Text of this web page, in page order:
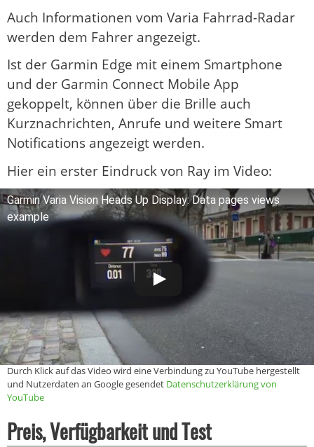
Auch Informationen vom Varia Fahrrad-Radar
werden dem Fahrer angezeigt.
Ist der Garmin Edge mit einem Smartphone
und der Garmin Connect Mobile App
gekoppelt, können über die Brille auch
Kurznachrichten, Anrufe und weitere Smart
Notifications angezeigt werden.
Hier ein erster Eindruck von Ray im Video:
Garmin Varia Vision Heads Up Display: Data pages views
example
Durch Klick auf das Video wird eine Verbindung zu YouTube hergestellt
und Nutzerdaten an Google gesendet Datenschutzerklärung von
YouTube
Preis, Verfügbarkeit und Test